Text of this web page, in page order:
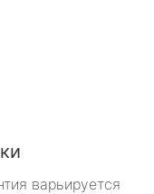
варьируется